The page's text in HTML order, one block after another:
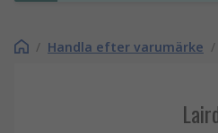
/ Handla efter varumärke /